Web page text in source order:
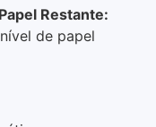
Restante:
de papel